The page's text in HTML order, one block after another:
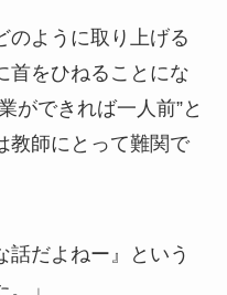
のように取り上げる
首をひねることにな
ができれば一人前”と
教師にとって難関で
話だよねー』という
」